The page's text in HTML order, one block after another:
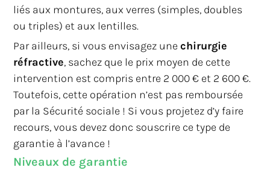
liés aux montures, aux verres (simples, doubles
ou triples) et aux lentilles.
Par ailleurs, si vous envisagez unechirurgie
réfractive, sachez que le prix moyen de cette
intervention est compris entre 2 000 € et 2 600 €.
Toutefois, cette opération n’est pas remboursée
par la Sécurité sociale ! Si vous projetez d’y faire
recours, vous devez donc souscrire ce type de
garantie à l’avance !
Niveaux de garantie